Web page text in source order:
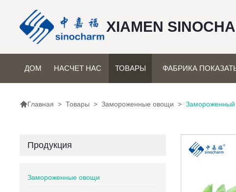
XIAMEN
ДОМ НАСЧЕТ НАС ТОВАРЫ ФАБРИКА
Главная > Товары > Замороженные овощи > Замороженный
Продукция
Замороженные овощи